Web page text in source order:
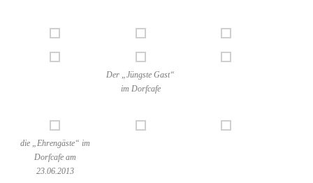
Der „Jüngste Gast“
im Dorfcafe
die „Ehrengäste“ im
Dorfcafe am
23.06.2013